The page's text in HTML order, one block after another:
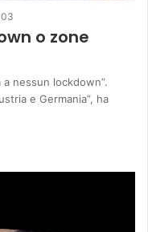
o zone
nessun lockdown”.
e Germania”, ha